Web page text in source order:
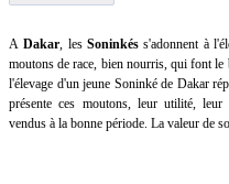
ADakar, les Soninkéss'adonnent à
moutons de race, bien nourris, qui font
l'élevage d'un jeune Soninké de Dakar
présente ces moutons, leur utilité,
vendus à la bonne période. La valeur de